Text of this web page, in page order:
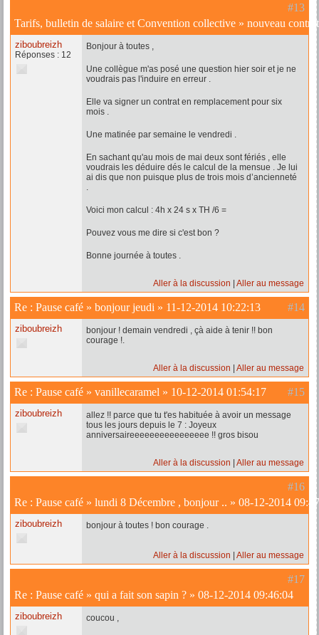
#13
Tarifs, bulletin de salaire et Convention collective » nouveau
ziboubreizh
Réponses : 12
Bonjour à toutes ,
Une collègue m'as posé une question hier soir et je ne
voudrais pas l'induire en erreur .
Elle va signer un contrat en remplacement pour six
mois .
Une matinée par semaine le vendredi .
En sachant qu'au mois de mai deux sont fériés , elle
voudrais les déduire dés le calcul de la mensue . Je lui
ai dis que non puisque plus de trois mois d’ancienneté
Voici mon calcul : 4h x 24 s x TH /6 =
Pouvez vous me dire si c'est bon ?
Bonne journée à toutes .
Aller à la discussion Aller au message
#14
Re : Pause café » bonjour jeudi » 11-12-2014 10:22:13
ziboubreizh
bonjour ! demain vendredi , çà aide à tenir !! bon
courage !.
Aller à la discussion Aller au message
#15
Re : Pause café » vanillecaramel » 10-12-2014 01:54:17
ziboubreizh
allez !! parce que tu t'es habituée à avoir un message
tous les jours depuis le 7 : Joyeux
anniversaireeeeeeeeeeeeeeee !! gros bisou
Aller à la discussion Aller au message
#16
Re : Pause café » lundi 8 Décembre , bonjour .. » 08-12-2014
ziboubreizh bonjour à toutes ! bon courage .
Aller à la discussion Aller au message
#17
Re : Pause café » qui a fait son sapin ? » 08-12-2014 09:46:04
ziboubreizh coucou ,